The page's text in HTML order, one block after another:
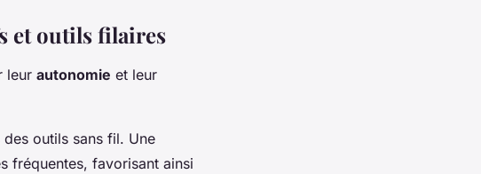
et outils filaires
leur autonomie et leur
outils sans fil. Une
fréquentes, favorisant ainsi